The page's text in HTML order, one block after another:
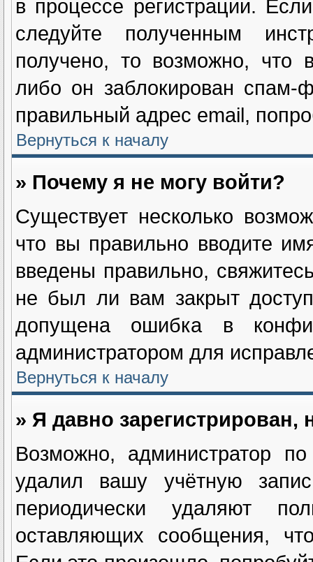
в процессе регистрации.
следуйте полученным
получено, то возможно, что
либо он заблокирован
правильный адрес email,
Вернуться к началу
» Почему я не могу войти?
Существует несколько
что вы правильно вводите
введены правильно,
не был ли вам закрыт
допущена ошибка в
администратором для
Вернуться к началу
» Я давно
Возможно, администратор
удалил вашу учётную
периодически удаляют
оставляющих сообщения,